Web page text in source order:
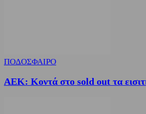
ΠΟΔΟΣΦΑΙΡΟ
ΑΕΚ: Κοντά στο sold out τα